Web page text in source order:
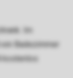
Im
Badezimmer
kostenlos